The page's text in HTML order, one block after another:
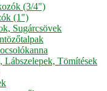
(3/4")
(1")
Sugárcsövek
Lábszelepek, Tömítések